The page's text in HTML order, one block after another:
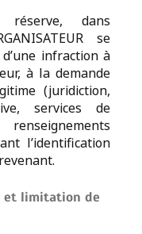
réserve, dans
se
infraction à
à la demande
(juridiction,
services de
l’identification
et limitation de